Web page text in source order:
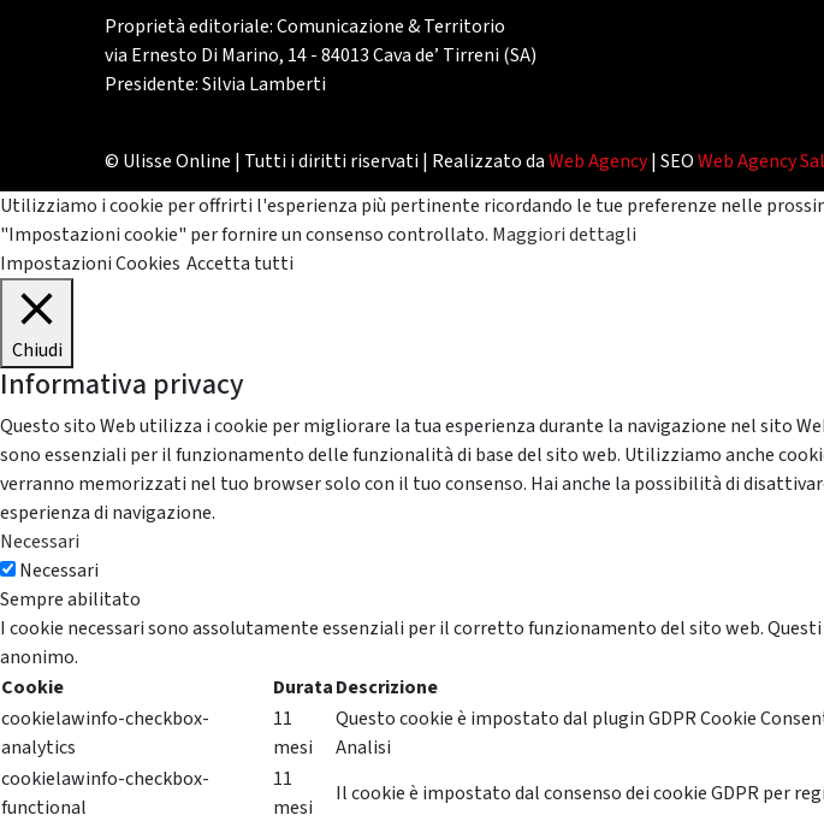
Proprietà editoriale: Comunicazione & Territorio
via Ernesto Di Marino, 14 - 84013 Cava de’ Tirreni (SA)
Presidente: Silvia Lamberti
© Ulisse Online | Tutti i diritti riservati | Realizzato daWeb Agency| SEOWeb Agency
Utilizziamo i cookie per offrirti l'esperienza più pertinente ricordando le tue preferenze nelle
"Impostazioni cookie" per fornire un consenso controllato. Maggiori dettagli
Impostazioni Cookies Accetta tutti
Chiudi
Informativa privacy
Questo sito Web utilizza i cookie per migliorare la tua esperienza durante la navigazione nel sito
sono essenziali per il funzionamento delle funzionalità di base del sito web. Utilizziamo anche
verranno memorizzati nel tuo browser solo con il tuo consenso. Hai anche la possibilità di
esperienza di navigazione.
Necessari
Necessari
Sempre abilitato
I cookie necessari sono assolutamente essenziali per il corretto funzionamento del sito web.
anonimo.
Cookie
DurataDescrizione
cookielawinfo-checkbox-
analytics
11
mesi
Questo cookie è impostato dal plugin GDPR Cookie
Analisi
cookielawinfo-checkbox-
functional
11
mesi
Il cookie è impostato dal consenso dei cookie GDPR per